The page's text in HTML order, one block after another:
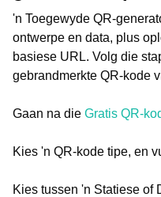
'n Toegewyde QR-
ontwerpe en data, plus
basiese URL. Volg die
gebrandmerkte QR-kode
Gaan na die Gratis QR-
Kies 'n QR-kode tipe, en
Kies tussen 'n Statiese of